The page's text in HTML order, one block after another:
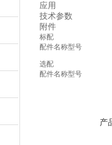
应用
技术参数
附件
标配
配件名称型号
选配
配件名称型号
产